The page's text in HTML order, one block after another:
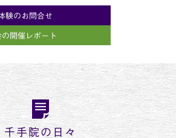
験のお問合せ
開催レポート
千手院の日々